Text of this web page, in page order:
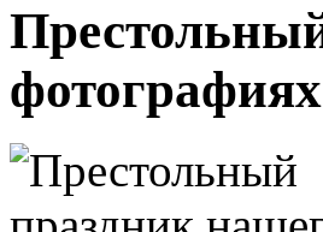
фотографиях